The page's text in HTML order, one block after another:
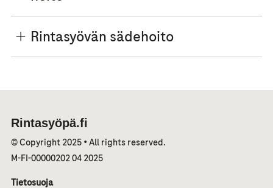
Rintasyövän sädehoito
Rintasyöpä.fi
© Copyright 2025 • All rights reserved.
M-FI-00000202 04 2025
Tietosuoja